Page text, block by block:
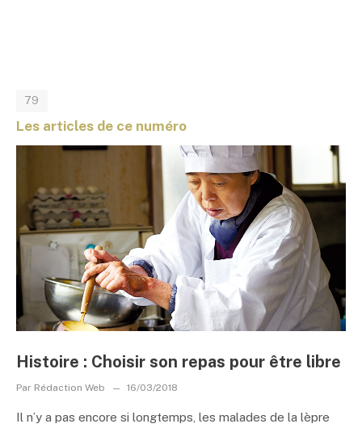
79
Les articles de ce numéro
Histoire : Choisir son repas pour être libre
Par Rédaction Web 16/03/2018
Il n’y a pas encore si longtemps, les malades de la lèpre